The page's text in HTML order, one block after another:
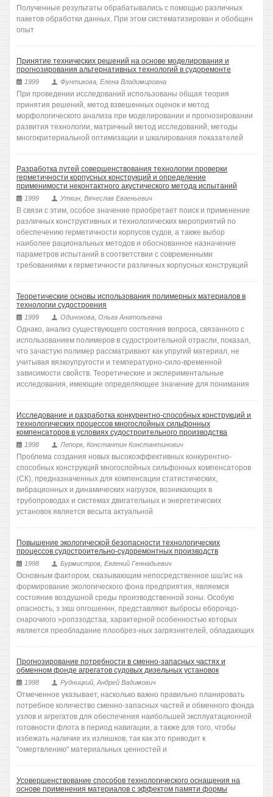
Полученные результаты обрабатывались с помощью различных
пакетов обработки данных. При этом систематизирован и обобщен
опыт
Принятие технических решений на основе моделирования и
прогнозирования альтернативных технологий в судоремонте
1999 Фунтикова, Елена Владимировна
При проведении исследований использованы общая теория
принятия решений, метод взвешенных оценок и метод
морфологического анализа при моделировании и прогнозировании
развития технологии, матричный метод исследований, методы
многокритериальной оптимизации и шкалирования показателей
Разработка путей совершенствования технологии проверки
герметичности корпусных конструкций и определение
применимости неконтактного акустического метода испытаний
1999 Уткин, Вячеслав Евгеньевич
В связи с этим, особое значение приобретает поиск и применение
различных конструктивных и технологических мероприятий по
обеспечению герметичности корпусов судов, а также выбор
наиболее рациональных методов и обоснованное назначение
параметров испытаний в соответствии с современными
требованиями к герметичности различных корпусных конструкций
Теоретические основы использования полимерных материалов в
технологии судостроения
1999 Одинокова, Ольга Анатольевна
Однако, анализ существующего состояния вопроса, связанного с
использованием полимеров в судостроительной отрасли, показал,
что зачастую полимер рассматривают как упругий материал, не
учитывая вязкоупругости и температурно-сило-временной
зависимости свойств. Теоретические и экспериментальные
исследования, имеющие определяющее значение для понимания
Исследование и разработка конкурентно-способных конструкций и
технологических процессов многослойных сильфонных
компенсаторов в условиях судостроительного производства
1998 Лепорк, Константин Константинович
Проблема создания новых высокоэффективных конкурентно-
способных конструкций многослойных сильфонных компенсаторов
(СК), предназначенных для компенсации статистических,
вибрационных и динамических нагрузок, возникающих в
трубопроводах и системах двигательных и энергетических
установок является весьгга актуальной
Повышение экологической безопасности технологических
процессов судостроительно-судоремонтных производств
1998 Бурмистров, Евгений Геннадьевич
Основным фактором, сказывающим непосредственное шш'ис на
формирование экологического фона предприятия, являемся
состояние воздушной среды производственной зоны. Особую
опасность, з зкш опгошеннн, представляют выбросы еборочцо-
снарочиого »ропззодстаа, характерной особенностью которых
является преобладание плообрез-ных загрязнителей, обладающих
Прогнозирование потребности в сменно-запасных частях и
обменном фонде агрегатов судовых дизельных установок
1998 Рудницкий, Андрей Вадимович
Отмеченное указывает, насколько важно правильно планировать
потребное количество сменно-запасных частей и обменного фонда
узлов и агрегатов для обеспечения наибольшей эксплуатационной
готовности флота в период навигации, а также для того, чтобы
избежать наличие их излишков, так как это приводит к
"омертвлению" материальных ценностей и
Усовершенствование способов технологического оснащения на
основе применения материалов с эффектом памяти формы